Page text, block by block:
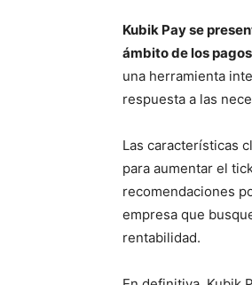
Kubik Pay se
ámbito de los
una herramienta
respuesta a las
Las características
para aumentar el
recomendaciones
empresa que
rentabilidad.